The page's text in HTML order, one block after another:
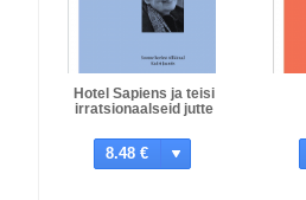
Hotel Sapiens ja teisi
irratsionaalseid jutte
8.48 €